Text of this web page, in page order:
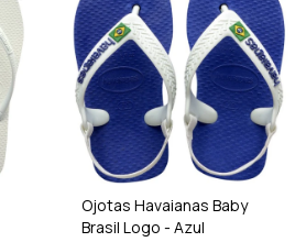
Ojotas Havaianas Baby
Brasil Logo - Azul